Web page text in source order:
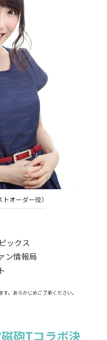
オーダー役）
ックス
ン情報局
。あらかじめご了承ください。
磁砲Tコラボ決